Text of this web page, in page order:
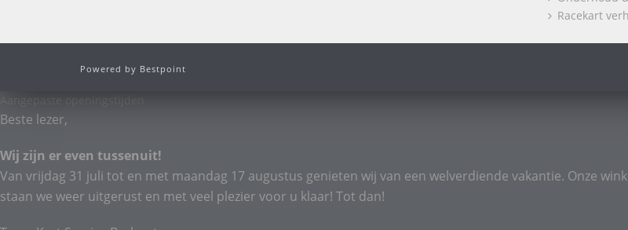
Racekart
Powered by Bestpoint
Aangepaste openingstijden
Beste lezer,
Wij zijn er even tussenuit!
Van vrijdag 31 juli tot en met maandag 17 augustus genieten wij van een welverdiende vakantie. Onze
staan we weer uitgerust en met veel plezier voor u klaar! Tot dan!